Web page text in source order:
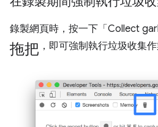
錄製網頁時，按一下「Collect
拖把 ，即可強制執行垃圾收集作